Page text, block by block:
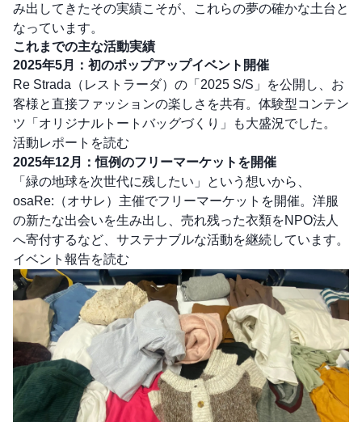
み出してきたその実績こそが、これらの夢の確かな土台と
なっています。
これまでの主な活動実績
2025年5月：初のポップアップイベント開催
Re Strada（レストラーダ）の「2025 S/S」を公開し、お
客様と直接ファッションの楽しさを共有。体験型コンテン
ツ「オリジナルトートバッグづくり」も大盛況でした。
活動レポートを読む
2025年12月：恒例のフリーマーケットを開催
「緑の地球を次世代に残したい」という想いから、
osaRe:（オサレ）主催でフリーマーケットを開催。洋服
の新たな出会いを生み出し、売れ残った衣類をNPO法人
へ寄付するなど、サステナブルな活動を継続しています。
イベント報告を読む